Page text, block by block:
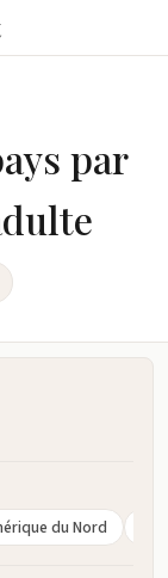
par
du Nord